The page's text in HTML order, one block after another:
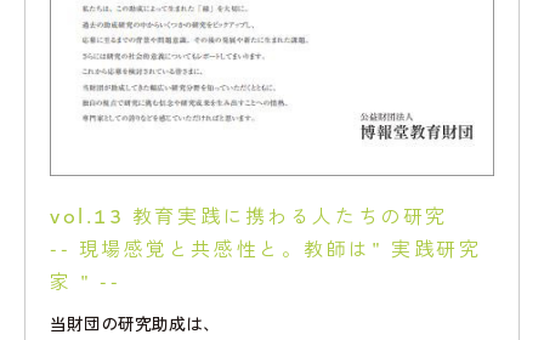
vol.13 教育実践に携わる人たちの研究
-- 現場感覚と共感性と。教師は" 実践研究
家 " --
当財団の研究助成は、